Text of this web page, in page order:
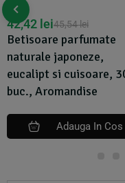
Betisoare parfumate
naturale japoneze,
eucalipt si cuisoare,
buc., Aromandise
45,54lei
42,42 lei
Adauga In Cos